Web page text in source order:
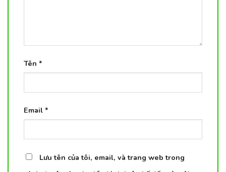
Tên *
Email *
Lưu tên của tôi, email, và trang web trong